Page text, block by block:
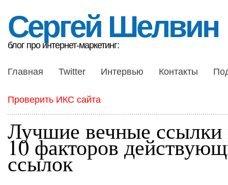
Сергей Шелвин
блог про интернет-маркетинг:
Главная Twitter Интервью Контакты
Проверить ИКС сайта
Лучшие вечные ссылки
10 факторов
ссылок